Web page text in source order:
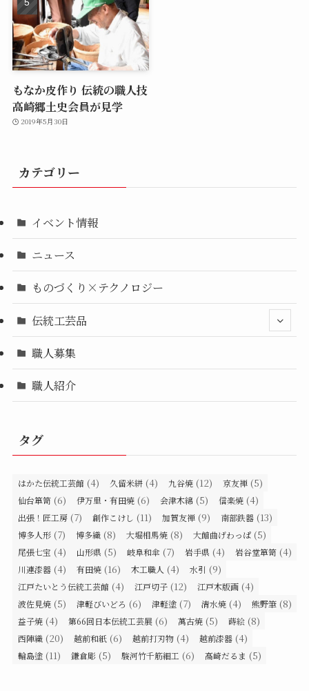
もなか皮作り 伝統の職人技
高崎郷土史会員が見学
2019年5月30日
カテゴリー
イベント情報
ニュース
ものづくり×テクノロジー
伝統工芸品
職人募集
職人紹介
タグ
はかた伝統工芸館 (4) 久留米絣 (4) 九谷焼 (12) 京友禅 (5)
仙台箪笥 (6) 伊万里・有田焼 (6) 会津木綿 (5) 信楽焼 (4)
出張！匠工房 (7) 創作こけし (11) 加賀友禅 (9) 南部鉄器 (13)
博多人形 (7) 博多織 (8) 大堀相馬焼 (8) 大館曲げわっぱ (5)
尾張七宝 (4) 山形県 (5) 岐阜和傘 (7) 岩手県 (4) 岩谷堂箪笥 (4)
川連漆器 (4) 有田焼 (16) 木工職人 (4) 水引 (9)
江戸たいとう伝統工芸館 (4) 江戸切子 (12) 江戸木版画 (4)
波佐見焼 (5) 津軽びいどろ (6) 津軽塗 (7) 清水焼 (4) 熊野筆 (8)
益子焼 (4) 第66回日本伝統工芸展 (6) 萬古焼 (5) 蒔絵 (8)
西陣織 (20) 越前和紙 (6) 越前打刃物 (4) 越前漆器 (4)
輪島塗 (11) 鎌倉彫 (5) 駿河竹千筋細工 (6) 高崎だるま (5)